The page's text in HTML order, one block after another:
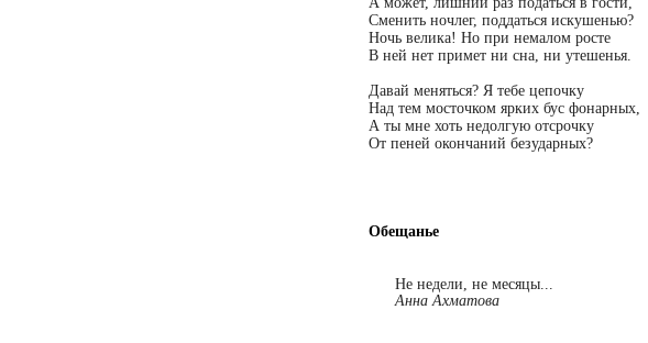
Сменить ночлег, поддаться искушенью?
Ночь велика! Но при немалом росте
В ней нет примет ни сна, ни утешенья.
Давай меняться? Я тебе цепочку
Над тем мосточком ярких бус фонарных,
А ты мне хоть недолгую отсрочку
От пеней окончаний безударных?
Обещанье
Не недели, не месяцы...
Анна Ахматова